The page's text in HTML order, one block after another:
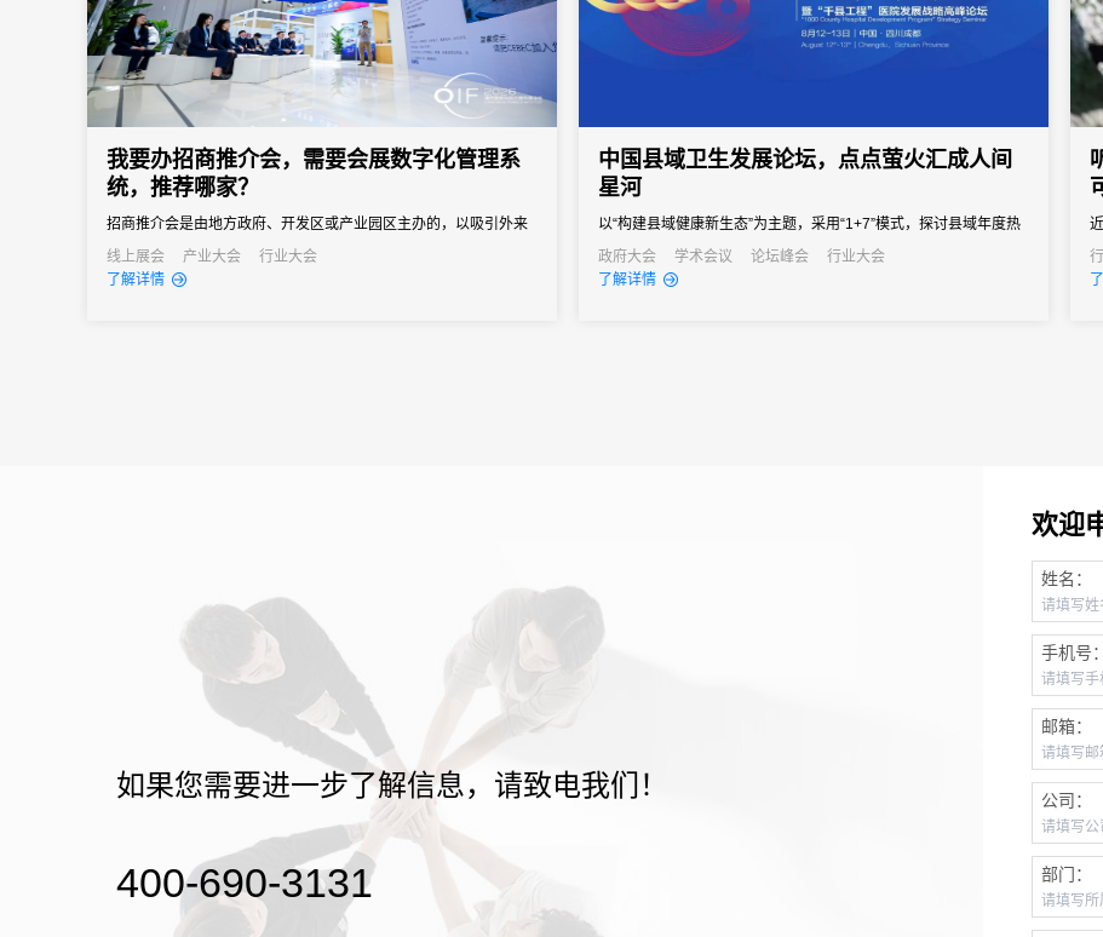
我要办招商推介会，需要会展数字化管理系
统，推荐哪家？
招商推介会是由地方政府、开发区或产业园区主办的，以吸引外来
投资、促进产业落地为核心目标的专题商务活动。参会客商涵盖世
界500强、行业龙头、投资机构和商会协会，单场活动潜在投资意
线上展会 产业大会
行业大会
了解详情
中国县域卫生发展论坛，点点萤火汇成人间
星河
以“构建县域健康新生态”为主题，采用“1+7”模式，探讨县域年度热
点话题，分享典型价值典范。
政府大会 学术会议 论坛峰会
行业大会
了解详情
如果您需要进一步了解信息，请致电我们！
400-690-3131
欢迎
姓名：
手机号：
邮箱：
公司：
部门：